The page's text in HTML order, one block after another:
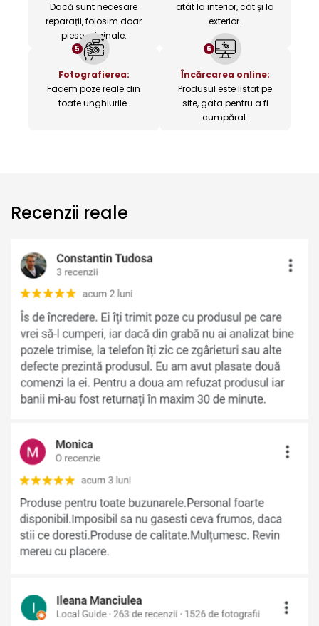
Dacă sunt necesare
reparații, folosim doar
piese originale.
atât la interior, cât și la
exterior.
5
Fotografierea:
Facem poze reale din
toate unghiurile.
6
Încărcarea online:
Produsul este listat pe
site, gata pentru a fi
cumpărat.
Recenzii reale